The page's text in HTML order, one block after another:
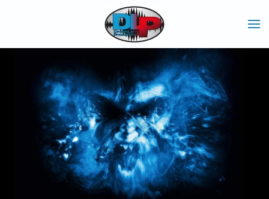
Skip to main content